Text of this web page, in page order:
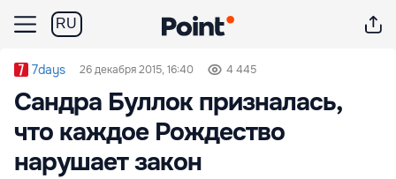
RU
7days 26 декабря 2015, 16:40 4 445
Сандра Буллок призналась,
что каждое Рождество
нарушает закон